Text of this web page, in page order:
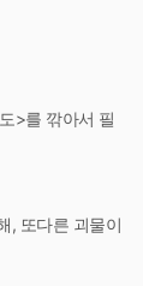
>를 깎아서 필
, 또다른 괴물이